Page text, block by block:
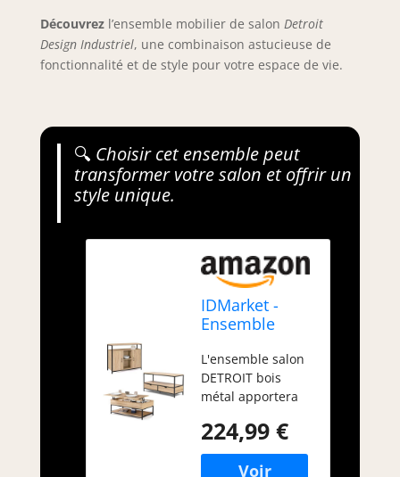
Découvrezl’ensemble mobilier de salon Detroit
Design Industriel, une combinaison astucieuse de
fonctionnalité et de style pour votre espace de vie.
🔍 Choisir cet ensemble peut
transformer votre salon et offrir un
style unique.
IDMarket -
Ensemble
Salon Buffet,
Table Basse
relevable et
Detroit Design
Industriel
L'ensemble salon
DETROIT bois
métal apportera
industrielle
tendance à votre
intérieur ! Meuble
224,99 €